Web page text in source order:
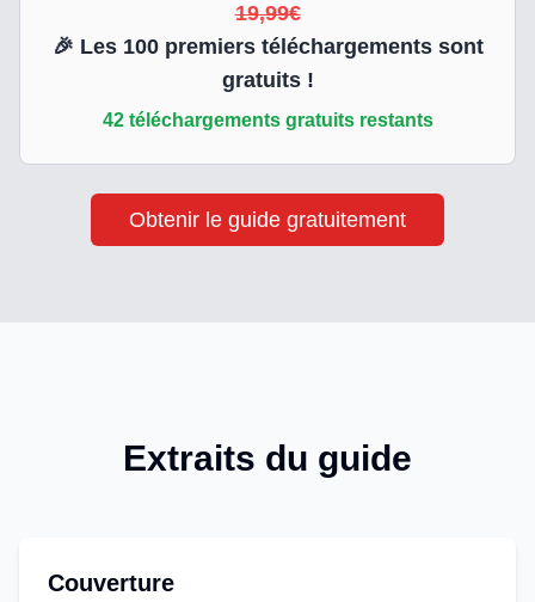
19,99€
🎉 Les 100premiers téléchargements sont
gratuits !
42 téléchargements gratuits restants
Obtenir le guide gratuitement
Extraits du guide
Couverture